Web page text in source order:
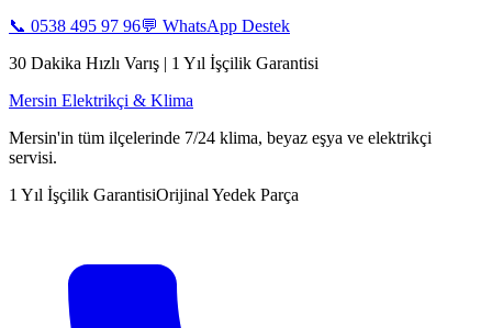
📞 0538 495 97 96💬 WhatsApp Destek
30 Dakika Hızlı Varış | 1 Yıl İşçilik Garantisi
Mersin Elektrikçi & Klima
Mersin'in tüm ilçelerinde 7/24 klima, beyaz eşya ve elektrikçi
servisi.
1 Yıl İşçilik GarantisiOrijinal Yedek Parça